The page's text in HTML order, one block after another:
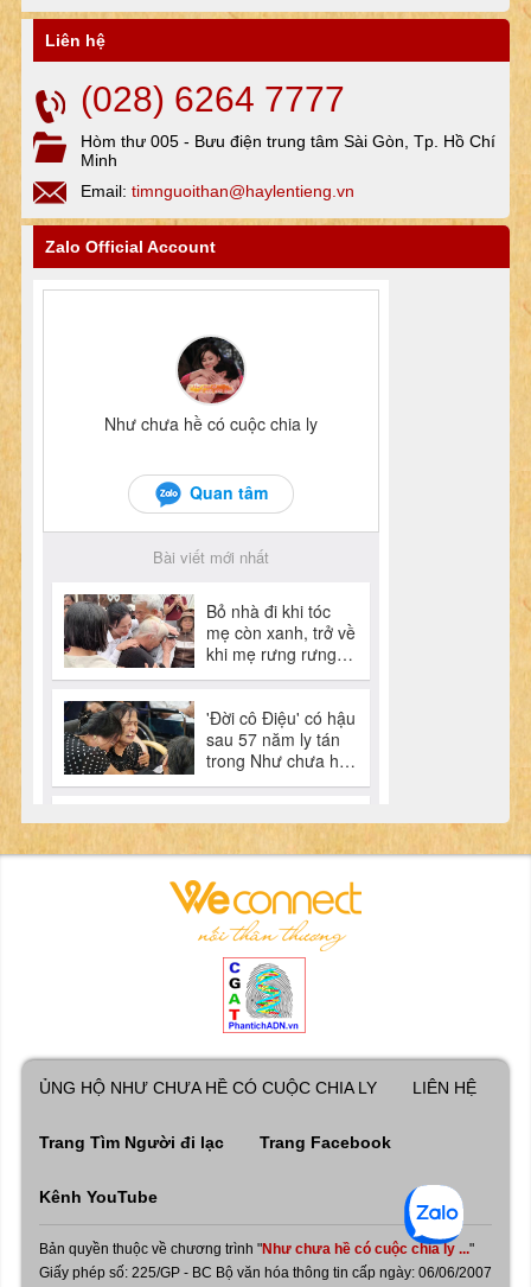
Liên hệ
(028) 6264 7777
Hòm thư 005 - Bưu điện trung tâm Sài Gòn, Tp. Hồ Chí
Minh
Email: timnguoithan@haylentieng.vn
Zalo Official Account
ỦNG HỘ NHƯ CHƯA HỀ CÓ CUỘC CHIA LY LIÊN HỆ
Trang Tìm Người đi lạc Trang Facebook
Kênh YouTube
Bản quyền thuộc về chương trình "Như chưa hề có cuộc chia ly ..."
Giấy phép số: 225/GP - BC Bộ văn hóa thông tin cấp ngày: 06/06/2007